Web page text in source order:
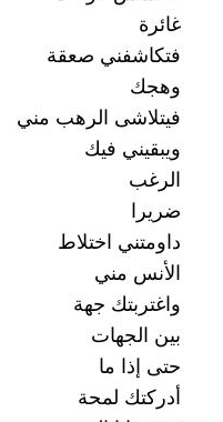
غائرة
فتكاشفني صعقة
وهجك
فيتلاشى الرهب مني
ويبقيني فيك
الرغب
ضريرا
داومتني اختلاط
الأنس مني
واغتربتك جهة
بين الجهات
حتى إذا ما
أدركتك لمحة